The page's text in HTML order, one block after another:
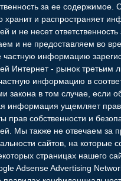
за ее содержимое.
хранит и распространяет
и не несет
и не предоставляем во
частную информацию
Интернет - рынок
информацию в
закона в том случае, если
информация ущемляет
прав собственности и
Мы также не отвечаем за
сайтов, на которые
страницах нашего
Adsense Advertising